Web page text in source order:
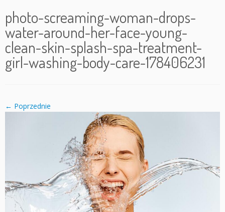
photo-screaming-woman-drops-
water-around-her-face-young-
clean-skin-splash-spa-treatment-
girl-washing-body-care-178406231
← Poprzednie